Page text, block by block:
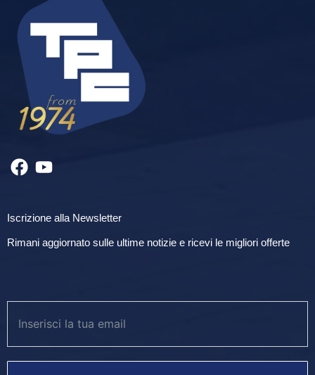
Iscrizione alla Newsletter
Rimani aggiornato sulle ultime notizie e ricevi le migliori offerte